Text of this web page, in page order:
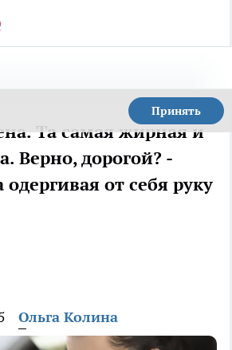
Принять
Та самая жирная и
Верно, дорогой? -
одергивая от себя руку
Ольга Колина